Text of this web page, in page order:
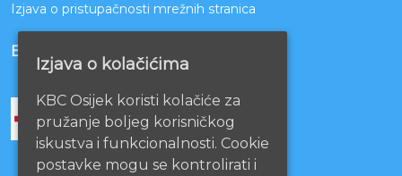
Izjava o pristupačnosti mrežnih stranica
BOLNICE PARTNERI
Izjava o kolačićima
KBC Osijek koristi kolačiće za
pružanje boljeg korisničkog
iskustva i funkcionalnosti. Cookie
postavke mogu se kontrolirati i